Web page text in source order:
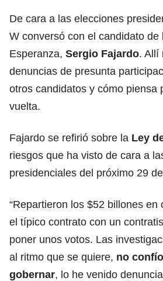
De cara a las elecciones
W conversó con el candidato de
Esperanza, Sergio Fajardo. Allí
denuncias de presunta
otros candidatos y cómo piensa
vuelta.
Fajardo se refirió sobre la Ley
riesgos que ha visto de cara a
presidenciales del próximo 29
“Repartieron los $52 billones en
el típico contrato con un
poner unos votos. Las
al ritmo que se quiere, no
gobernar, lo he venido